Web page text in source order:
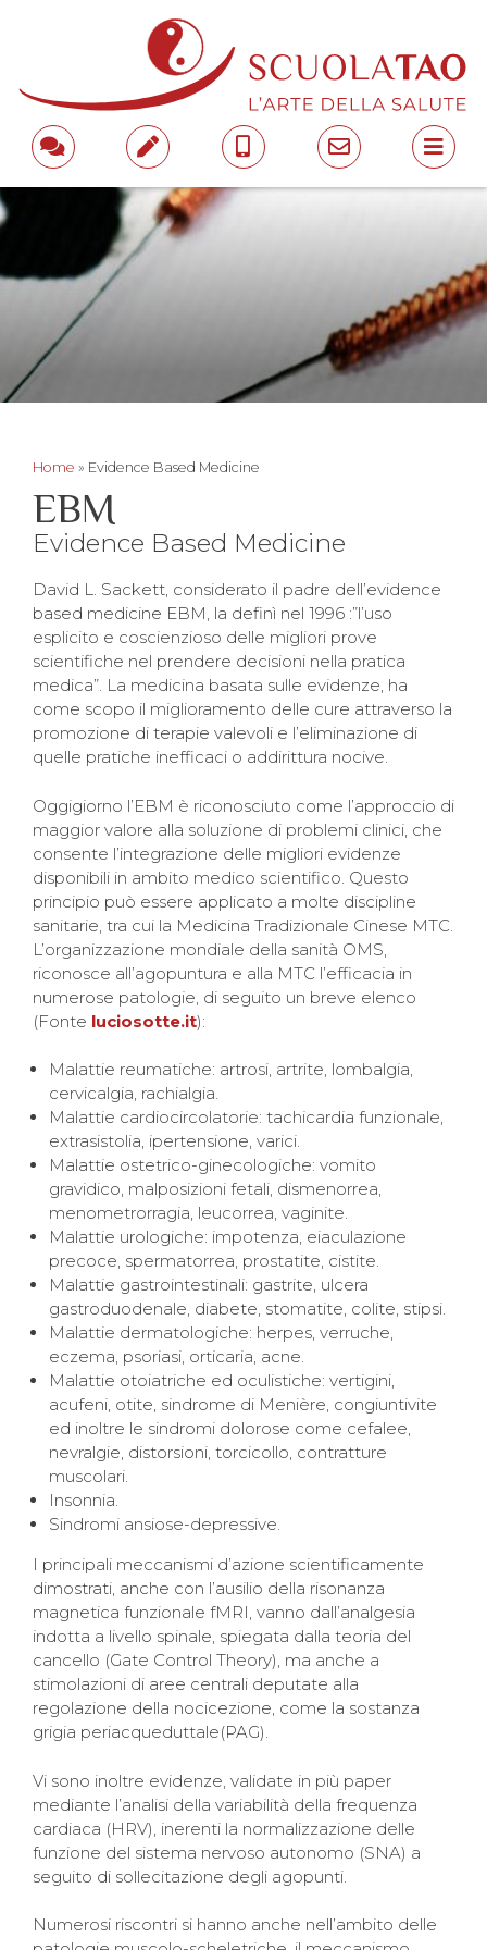
Home » Evidence Based Medicine
EBM
Evidence Based Medicine
David L. Sackett, considerato il padre dell’evidence
based medicine EBM, la definì nel 1996 :”l’uso
esplicito e coscienzioso delle migliori prove
scientifiche nel prendere decisioni nella pratica
medica”. La medicina basata sulle evidenze, ha
come scopo il miglioramento delle cure attraverso la
promozione di terapie valevoli e l’eliminazione di
quelle pratiche inefficaci o addirittura nocive.
Oggigiorno l’EBM è riconosciuto come l’approccio di
maggior valore alla soluzione di problemi clinici, che
consente l’integrazione delle migliori evidenze
disponibili in ambito medico scientifico. Questo
principio può essere applicato a molte discipline
sanitarie, tra cui la Medicina Tradizionale Cinese MTC.
L’organizzazione mondiale della sanità OMS,
riconosce all’agopuntura e alla MTC l’efficacia in
numerose patologie, di seguito un breve elenco
(Fonte luciosotte.it):
Malattie reumatiche: artrosi, artrite, lombalgia,
cervicalgia, rachialgia.
Malattie cardiocircolatorie: tachicardia funzionale,
extrasistolia, ipertensione, varici.
Malattie ostetrico-ginecologiche: vomito
gravidico, malposizioni fetali, dismenorrea,
menometrorragia, leucorrea, vaginite.
Malattie urologiche: impotenza, eiaculazione
precoce, spermatorrea, prostatite, cistite.
Malattie gastrointestinali: gastrite, ulcera
gastroduodenale, diabete, stomatite, colite, stipsi.
Malattie dermatologiche: herpes, verruche,
eczema, psoriasi, orticaria, acne.
Malattie otoiatriche ed oculistiche: vertigini,
acufeni, otite, sindrome di Menière, congiuntivite
ed inoltre le sindromi dolorose come cefalee,
nevralgie, distorsioni, torcicollo, contratture
muscolari.
Insonnia.
Sindromi ansiose-depressive.
I principali meccanismi d’azione scientificamente
dimostrati, anche con l’ausilio della risonanza
magnetica funzionale fMRI, vanno dall’analgesia
indotta a livello spinale, spiegata dalla teoria del
cancello (Gate Control Theory), ma anche a
stimolazioni di aree centrali deputate alla
regolazione della nocicezione, come la sostanza
grigia periacqueduttale(PAG).
Vi sono inoltre evidenze, validate in più paper
mediante l’analisi della variabilità della frequenza
cardiaca (HRV), inerenti la normalizzazione delle
funzione del sistema nervoso autonomo (SNA) a
seguito di sollecitazione degli agopunti.
Numerosi riscontri si hanno anche nell’ambito delle